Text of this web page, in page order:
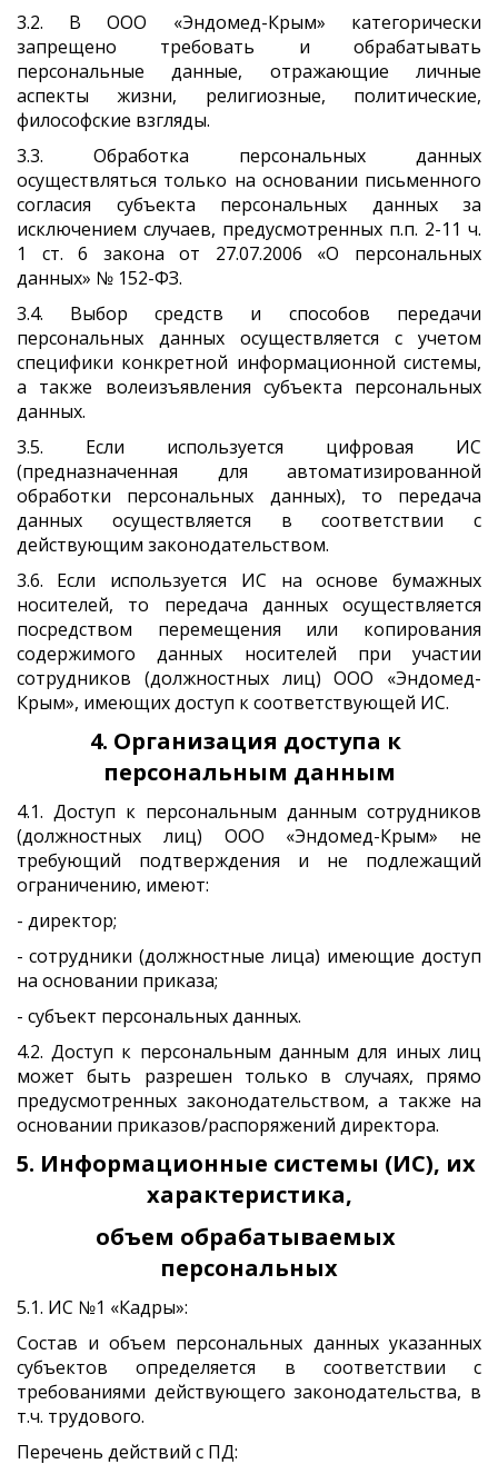
3.2. В ООО «Эндомед-Крым» категорически
запрещено требовать и обрабатывать
персональные данные, отражающие личные
аспекты жизни, религиозные, политические,
философские взгляды.
3.3. Обработка персональных данных
осуществляться только на основании письменного
согласия субъекта персональных данных за
исключением случаев, предусмотренных п.п. 2-11 ч.
1 ст. 6 закона от 27.07.2006 «О персональных
данных» № 152-ФЗ.
3.4. Выбор средств и способов передачи
персональных данных осуществляется с учетом
специфики конкретной информационной системы,
а также волеизъявления субъекта персональных
данных.
3.5. Если используется цифровая ИС
(предназначенная для автоматизированной
обработки персональных данных), то передача
данных осуществляется в соответствии с
действующим законодательством.
3.6. Если используется ИС на основе бумажных
носителей, то передача данных осуществляется
посредством перемещения или копирования
содержимого данных носителей при участии
сотрудников (должностных лиц) ООО «Эндомед-
Крым», имеющих доступ к соответствующей ИС.
4. Организация доступа к
персональным данным
4.1. Доступ к персональным данным сотрудников
(должностных лиц) ООО «Эндомед-Крым» не
требующий подтверждения и не подлежащий
ограничению, имеют:
- директор;
- сотрудники (должностные лица) имеющие доступ
на основании приказа;
- субъект персональных данных.
4.2. Доступ к персональным данным для иных лиц
может быть разрешен только в случаях, прямо
предусмотренных законодательством, а также на
основании приказов/распоряжений директора.
5. Информационные системы (ИС), их
характеристика,
объем обрабатываемых
персональных
5.1. ИС №1 «Кадры»:
Состав и объем персональных данных указанных
субъектов определяется в соответствии с
требованиями действующего законодательства, в
т.ч. трудового.
Перечень действий с ПД: